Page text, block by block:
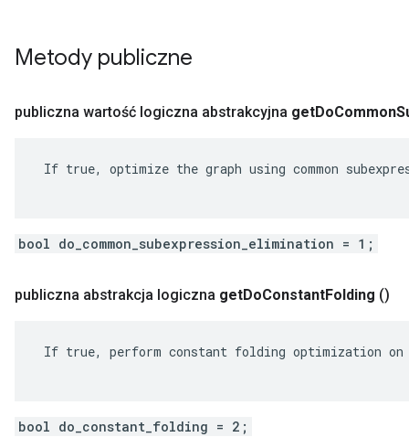
Metody publiczne
publiczna wartość logiczna abstrakcyjna getDoCommon
If true, optimize the graph using common
bool do_common_subexpression_elimination = 1;
publiczna abstrakcja logiczna getDoConstantFolding ()
If true, perform constant folding optimization on
bool do_constant_folding = 2;